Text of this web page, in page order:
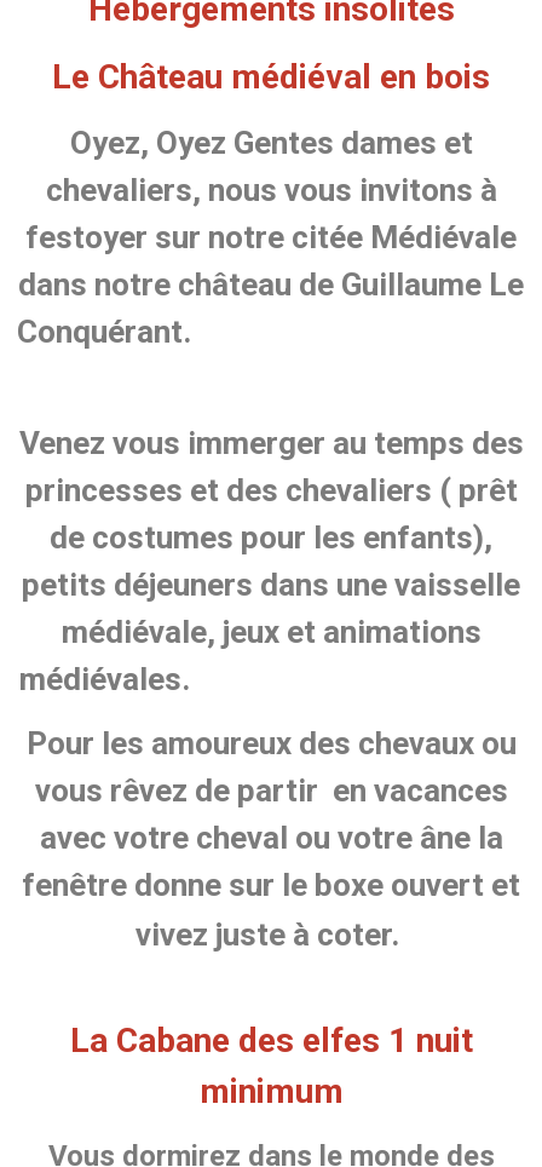
Hébergements insolites
Le Château médiéval en bois
Oyez, Oyez Gentes dames et
chevaliers, nous vous invitons à
festoyer sur notre citée Médiévale
dans notre château de Guillaume Le
Conquérant.
Venez vous immerger au temps des
princesses et des chevaliers ( prêt
de costumes pour les enfants),
petits déjeuners dans une vaisselle
médiévale, jeux et animations
médiévales.
Pour les amoureux des chevaux ou
vous rêvez de partir en vacances
avec votre cheval ou votre âne la
fenêtre donne sur le boxe ouvert et
vivez juste à coter.
La Cabane des elfes 1 nuit
minimum
Vous dormirez dans le monde des